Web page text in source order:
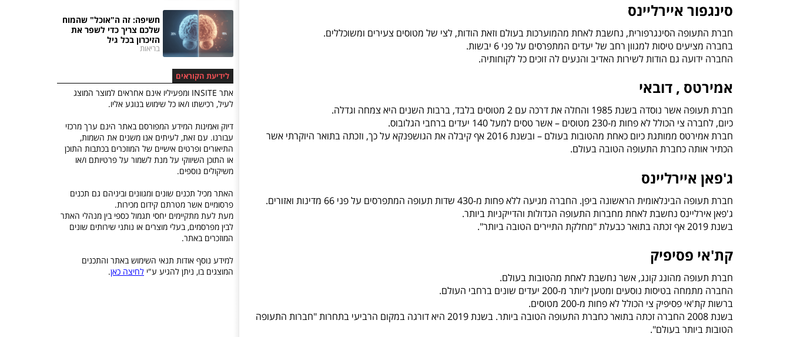
סינגפור איירליינס
חברת התעופה הסינגרפורית, נחשבת לאחת מהמוערכות בעולם וזאת הודות, לצי של מטוסים צעירים ומשוכללים.
בחברה מציעים טיסותלמגוון רחב של יעדים המתפרסים על פני 6 יבשות.
החברה ידועה גם הודות לשירות האדיב והנעים לה זוכים כל לקוחותיה.
אמירטס , דובאי
חברת תעופה אשר נוסדה בשנת 1985 והחלה את דרכה עם 2 מטוסים בלבד, ברבות השנים היא צמחה וגדלה.
כיום, לחברה צי הכולל לא פחות מ-230 מטוסים – אשר טסים למעל 140 יעדים ברחבי הגלובוס.
חברת אמירטס ממותגת כיום כאחת מהטובות בעולם – ובשנת 2016 אף קיבלה את הגושפנקא על כך, וזכתה בתואר היוקרתי אשר
הכתיר אותה כחברת התעופה הטובה בעולם.
ג'פאן איירליינס
חברת תעופה הבינלאומית הראשונה ביפן. החברה מגיעה ללא פחות מ-430 שדות תעופה המתפרסים על פני 66 מדינות ואזורים.
ג'פאן אירליינס נחשבת לאחת מחברות התעופה הגדולות והדייקניות ביותר.
בשנת 2019 אף זכתה בתואר כבעלת "מחלקת התיירים הטובה ביותר".
קת'אי פסיפיק
חברת תעופה מהונג קונג, אשר נחשבת לאחת מהטובות בעולם.
החברה מתמחה בטיסות נוסעים ומטען ליותר מ-200 יעדים שונים ברחבי העולם.
ברשות קת'אי פסיפיק צי הכולל לא פחות מ-200 מטוסים.
בשנת 2008 החברה זכתה בתואר כחברת התעופה הטובה ביותר. בשנת 2019 היא דורגה במקום הרביעי בתחרות "חברות התעופה
הטובות ביותר בעולם".
חשיפה: זה ה"אוכל" שהמוח
שלכם צריך כדי לשפר את
הזיכרון בכל גיל
בריאות
לידיעת הקוראים
אתר INSITE ומפעיליו אינם אחראים למוצר המוצג
לעיל, רכישתו ו/או כל שימוש בנוגע אליו.
דיוק ואמינות המידע המפורסם באתר הינם ערך מרכזי
עבורנו. עם זאת, לעיתים אנו משנים את השמות,
התיאורים ופרטים אישיים של המוזכרים בכתבות התוכן
או התוכן השיווקי על מנת לשמור על פרטיותם ו/או
משיקולים נוספים.
האתר מכיל תכנים שונים ומגוונים וביניהם גם תכנים
פרסומיים אשר מטרתם קידום מכירות.
מעת לעת מתקיימים יחסי תגמול כספי בין מנהלי האתר
לבין מפרסמים, בעלי מוצרים או נותני שירותים שונים
המוזכרים באתר.
למידע נוסף אודות תנאי השימוש באתר והתכנים
המוצגים בו, ניתן להגיע ע"י לחיצה כאן.